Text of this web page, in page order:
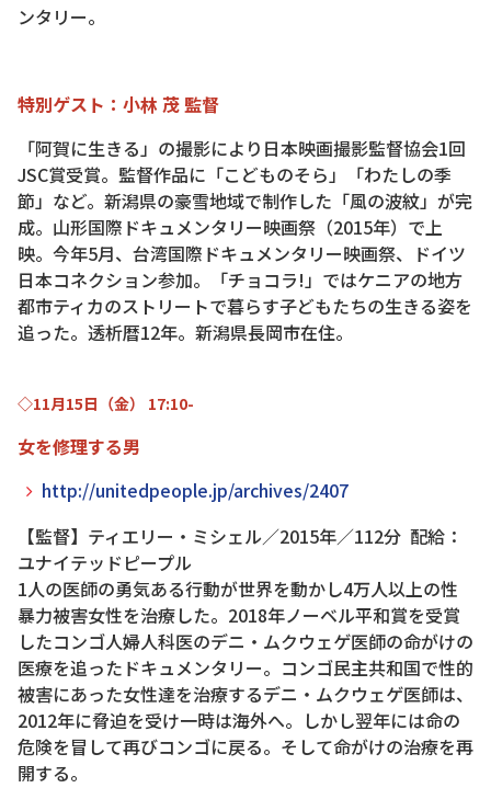
ンタリー。
特別ゲスト：小林 茂 監督
「阿賀に生きる」の撮影により日本映画撮影監督協会1回
JSC賞受賞。監督作品に「こどものそら」「わたしの季
節」など。新潟県の豪雪地域で制作した「風の波紋」が完
成。山形国際ドキュメンタリー映画祭（2015年）で上
映。今年5月、台湾国際ドキュメンタリー映画祭、ドイツ
日本コネクション参加。「チョコラ!」ではケニアの地方
都市ティカのストリートで暮らす子どもたちの生きる姿を
追った。透析暦12年。新潟県長岡市在住。
◇11月15日（金） 17:10-
女を修理する男
http://unitedpeople.jp/archives/2407
【監督】ティエリー・ミシェル／2015年／112分 配給：
ユナイテッドピープル
1人の医師の勇気ある行動が世界を動かし4万人以上の性
暴力被害女性を治療した。2018年ノーベル平和賞を受賞
したコンゴ人婦人科医のデニ・ムクウェゲ医師の命がけの
医療を追ったドキュメンタリー。コンゴ民主共和国で性的
被害にあった女性達を治療するデニ・ムクウェゲ医師は、
2012年に脅迫を受け一時は海外へ。しかし翌年には命の
危険を冒して再びコンゴに戻る。そして命がけの治療を再
開する。